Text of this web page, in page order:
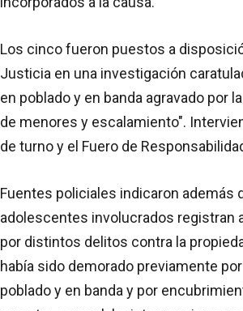
Los cinco fueron puestos a
Justicia en una investigación
en poblado y en banda agravado por
de menores y escalamiento".
de turno y el Fuero de
Fuentes policiales indicaron además
adolescentes involucrados registran
por distintos delitos contra la
había sido demorado previamente
poblado y en banda y por